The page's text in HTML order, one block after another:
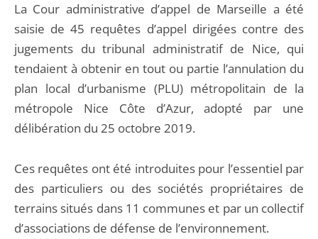
La Cour administrative d’appel de Marseille a été
saisie de 45 requêtes d’appel dirigées contre des
jugements du tribunal administratif de Nice, qui
tendaient à obtenir en tout ou partie l’annulation du
plan local d’urbanisme (PLU) métropolitain de la
métropole Nice Côte d’Azur, adopté par une
délibération du 25 octobre 2019.
Ces requêtes ont été introduites pour l’essentiel par
des particuliers ou des sociétés propriétaires de
terrains situés dans 11 communes et par un collectif
d’associations de défense de l’environnement.